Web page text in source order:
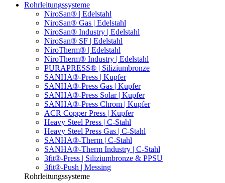
Rohrleitungssysteme
NiroSan® | Edelstahl
NiroSan® Gas | Edelstahl
NiroSan® Industry | Edelstahl
NiroSan® SF | Edelstahl
NiroTherm® | Edelstahl
NiroTherm® Industry | Edelstahl
PURAPRESS® | Siliziumbronze
SANHA®-Press | Kupfer
SANHA®-Press Gas | Kupfer
SANHA®-Press Solar | Kupfer
SANHA®-Press Chrom | Kupfer
ACR Copper Press | Kupfer
Heavy Steel Press | C-Stahl
Heavy Steel Press Gas | C-Stahl
SANHA®-Therm | C-Stahl
SANHA®-Therm Industry | C-Stahl
3fit®-Press | Siliziumbronze & PPSU
3fit®-Push | Messing
Rohrleitungssysteme